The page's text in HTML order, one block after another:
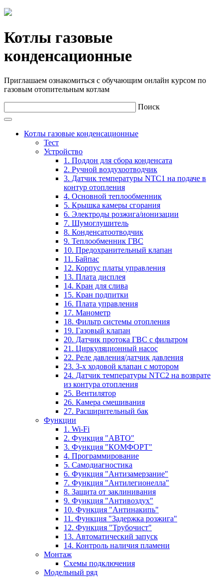
Котлы газовые
конденсационные
Приглашаем ознакомиться с обучающим онлайн курсом по
газовым отопительным котлам
Поиск
Котлы газовые конденсационные
Тест
Устройство
1. Поддон для сбора конденсата
2. Ручной воздухоотводчик
3. Датчик температуры NTC1 на подаче в
контур отопления
4. Основной теплообменник
5. Крышка камеры сгорания
6. Электроды розжига/ионизации
7. Шумоглушитель
8. Конденсатоотводчик
9. Теплообменник ГВС
10. Предохранительный клапан
11. Байпас
12. Корпус платы управления
13. Плата дисплея
14. Кран для слива
15. Кран подпитки
16. Плата управления
17. Манометр
18. Фильтр системы отопления
19. Газовый клапан
20. Датчик протока ГВС с фильтром
21. Циркуляционный насос
22. Реле давления/датчик давления
23. 3-х ходовой клапан с мотором
24. Датчик температуры NTC2 на возврате
из контура отопления
25. Вентилятор
26. Камера смешивания
27. Расширительный бак
Функции
1. Wi-Fi
2. Функция "АВТО"
3. Функция "КОМФОРТ"
4. Программирование
5. Самодиагностика
6. Функция "Антизамерзание"
7. Функция "Антилегионелла"
8. Защита от заклинивания
9. Функция "Антивоздух"
10. Функция "Антинакипь"
11. Функция "Задержка розжига"
12. Функция "Трубочист"
13. Автоматический запуск
14. Контроль наличия пламени
Монтаж
Схемы подключения
Модельный ряд